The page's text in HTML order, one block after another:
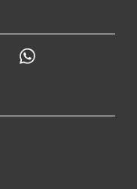
Telegram